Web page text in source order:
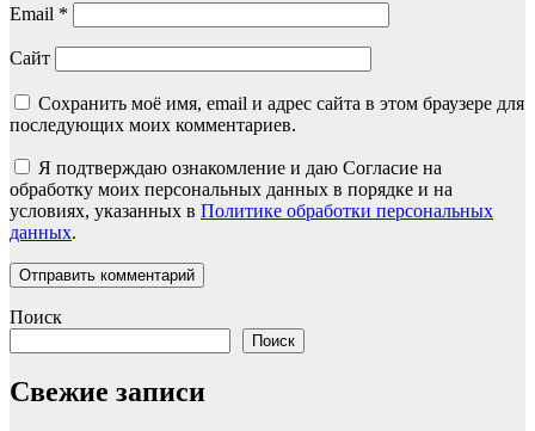
Email *
Сайт
Сохранить моё имя, email и адрес сайта в этом браузере для
последующих моих комментариев.
Я подтверждаю ознакомление и даю Согласие на
обработку моих персональных данных в порядке и на
условиях, указанных в Политике обработки персональных
данных.
Поиск
Поиск
Свежие записи